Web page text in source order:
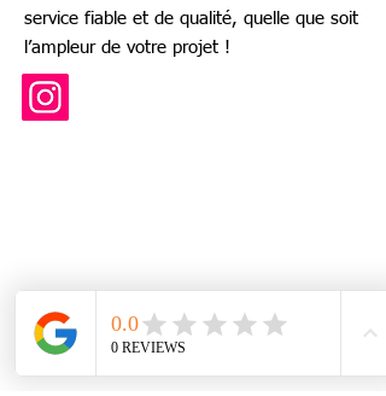
service fiable et de qualité, quelle que soit
l’ampleur de votre projet !